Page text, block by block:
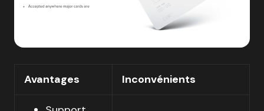
Avantages Inconvénients